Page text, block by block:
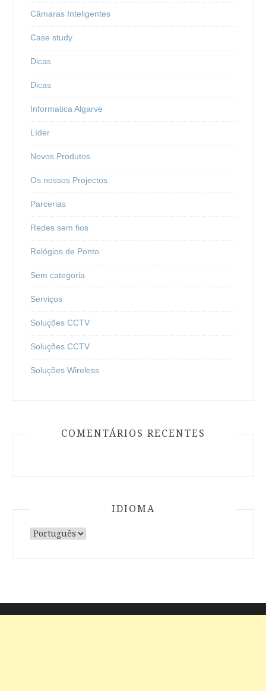
Câmaras Inteligentes
Case study
Dicas
Dicas
Informatica Algarve
Líder
Novos Produtos
Os nossos Projectos
Parcerias
Redes sem fios
Relógios de Ponto
Sem categoria
Serviços
Soluções CCTV
Soluções CCTV
Soluções Wireless
COMENTÁRIOS RECENTES
IDIOMA
Escolha